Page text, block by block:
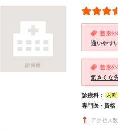
診療所
整形
通いやす
整形
気さくな
診療科： 内科
専門医・資格
アクセス